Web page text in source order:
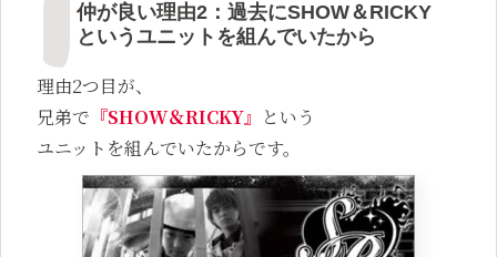
仲が良い理由2：過去にSHOW＆RICKY
というユニットを組んでいたから
理由2つ目が、
兄弟で 『SHOW＆RICKY』 という
ユニットを組んでいたからです。